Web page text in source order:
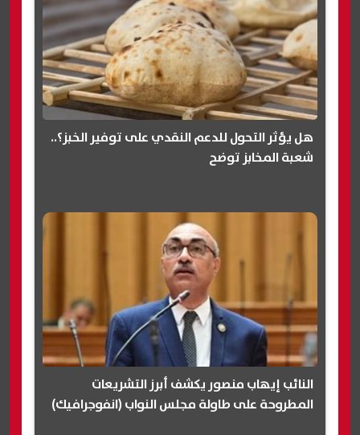
هل يؤثر التحول للدعم النقدي على توفير الخبز؟..
شعبة المخابز توضح
النائب إيهاب منصور يكشف أبرز التشريعات
المطروحة على طاولة مجلس النواب (انفوجرافيك)